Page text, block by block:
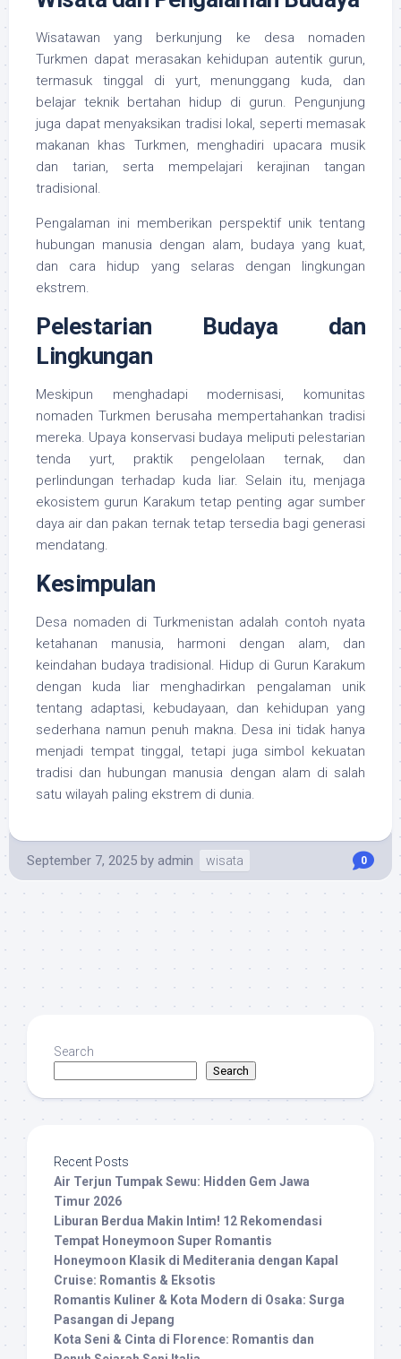
Wisatawan yang berkunjung ke desa nomaden
Turkmen dapat merasakan kehidupan autentik gurun,
termasuk tinggal di yurt, menunggang kuda, dan
belajar teknik bertahan hidup di gurun. Pengunjung
juga dapat menyaksikan tradisi lokal, seperti memasak
makanan khas Turkmen, menghadiri upacara musik
dan tarian, serta mempelajari kerajinan tangan
tradisional.
Pengalaman ini memberikan perspektif unik tentang
hubungan manusia dengan alam, budaya yang kuat,
dan cara hidup yang selaras dengan lingkungan
ekstrem.
Pelestarian Budaya dan
Lingkungan
Meskipun menghadapi modernisasi, komunitas
nomaden Turkmen berusaha mempertahankan tradisi
mereka. Upaya konservasi budaya meliputi pelestarian
tenda yurt, praktik pengelolaan ternak, dan
perlindungan terhadap kuda liar. Selain itu, menjaga
ekosistem gurun Karakum tetap penting agar sumber
daya air dan pakan ternak tetap tersedia bagi generasi
mendatang.
Kesimpulan
Desa nomaden di Turkmenistan adalah contoh nyata
ketahanan manusia, harmoni dengan alam, dan
keindahan budaya tradisional. Hidup di Gurun Karakum
dengan kuda liar menghadirkan pengalaman unik
tentang adaptasi, kebudayaan, dan kehidupan yang
sederhana namun penuh makna. Desa ini tidak hanya
menjadi tempat tinggal, tetapi juga simbol kekuatan
tradisi dan hubungan manusia dengan alam di salah
satu wilayah paling ekstrem di dunia.
September 7, 2025 by admin wisata 0
Search
Search
Recent Posts
Air Terjun Tumpak Sewu: Hidden Gem Jawa
Timur 2026
Liburan Berdua Makin Intim! 12 Rekomendasi
Tempat Honeymoon Super Romantis
Honeymoon Klasik di Mediterania dengan Kapal
Cruise: Romantis & Eksotis
Romantis Kuliner & Kota Modern di Osaka: Surga
Pasangan di Jepang
Kota Seni & Cinta di Florence: Romantis dan